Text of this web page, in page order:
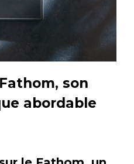
son
abordable